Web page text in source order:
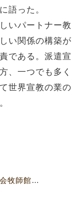
語った。
いパートナー教
い関係の構築が
である。派遣宣
、一つでも多く
世界宣教の業の
【4601・02号】十日町教会牧師館建設着工へ 第8回「新潟県中越地震」被災教会会堂等再建支援委員会